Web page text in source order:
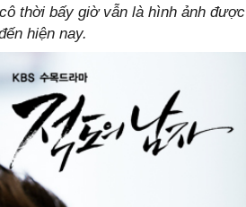
thời bấy giờ vẫn là hình ảnh được
hiện nay.